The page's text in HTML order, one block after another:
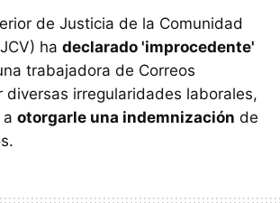
de Justicia de la Comunidad
ha declarado 'improcedente'
trabajadora de Correos
diversas irregularidades laborales,
otorgarle una indemnización de